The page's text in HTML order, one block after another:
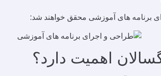
اهمیت دارد؟